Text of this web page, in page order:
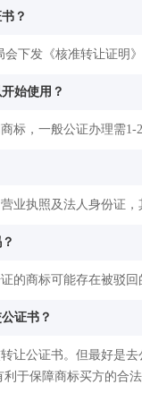
？
下发《核准转让证明》
始使用？
标，一般公证办理需1-2
业执照及法人身份证，
的商标可能存在被驳
证书？
让公证书。但最好是
于保障商标买方的合